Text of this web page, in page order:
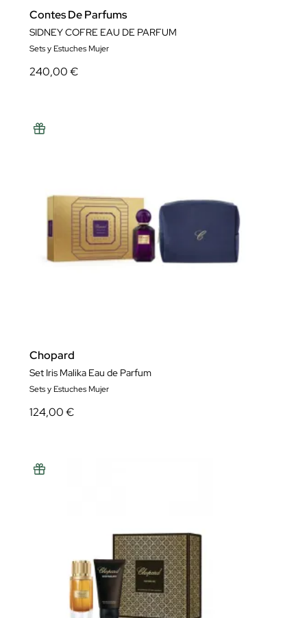
Contes De Parfums
SIDNEY COFRE EAU DE PARFUM
Sets y Estuches Mujer
240,00 €
Chopard
Set Iris Malika Eau de Parfum
Sets y Estuches Mujer
124,00 €